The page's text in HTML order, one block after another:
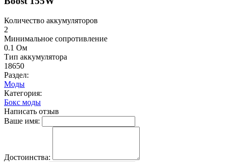
Количество аккумуляторов
2
Минимальное сопротивление
0.1 Ом
Тип аккумулятора
18650
Раздел:
Моды
Категория:
Бокс моды
Написать отзыв
Ваше имя:
Достоинства: